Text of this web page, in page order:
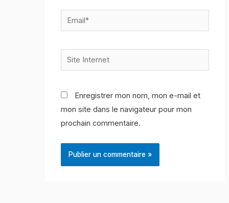
Email*
Site
Internet
Enregistrer mon nom, mon e-mail et
mon site dans le navigateur pour mon
prochain commentaire.